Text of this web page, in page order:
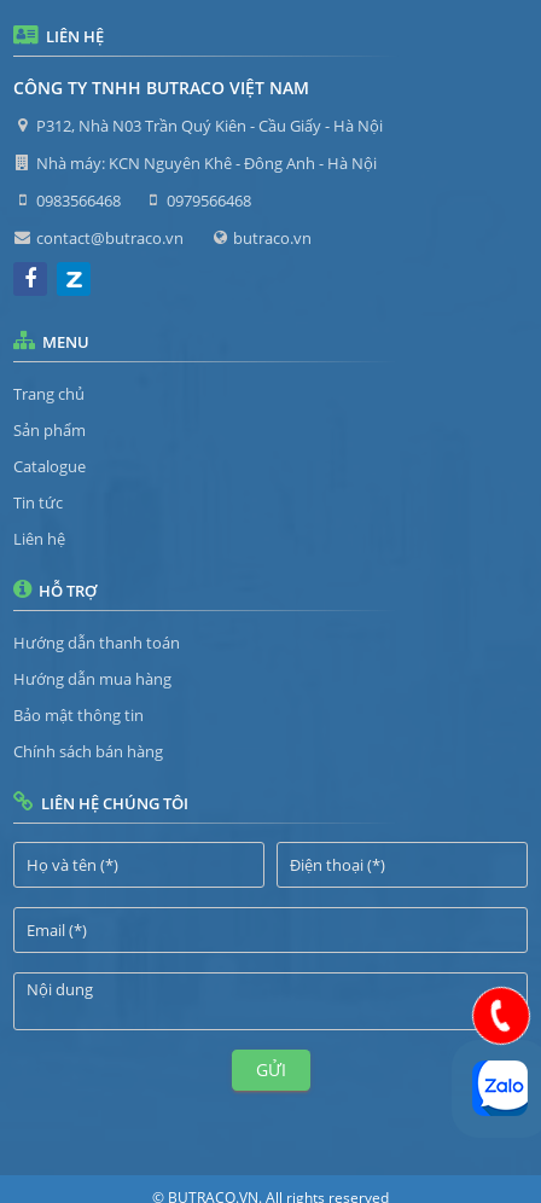
LIÊN HỆ
CÔNG TY TNHH BUTRACO VIỆT NAM
P312, Nhà N03 Trần Quý Kiên - Cầu Giấy - Hà Nội
Nhà máy: KCN Nguyên Khê - Đông Anh - Hà Nội
0983566468
0979566468
contact@butraco.vn
butraco.vn
MENU
Trang chủ
Sản phẩm
Catalogue
Tin tức
Liên hệ
HỖ TRỢ
Hướng dẫn thanh toán
Hướng dẫn mua hàng
Bảo mật thông tin
Chính sách bán hàng
LIÊN HỆ CHÚNG TÔI
GỬI
© BUTRACO.VN. All rights reserved